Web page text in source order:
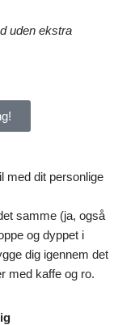
uden ekstra
med dit personlige
samme (ja, også
og dyppet i
dig igennem det
med kaffe og ro.